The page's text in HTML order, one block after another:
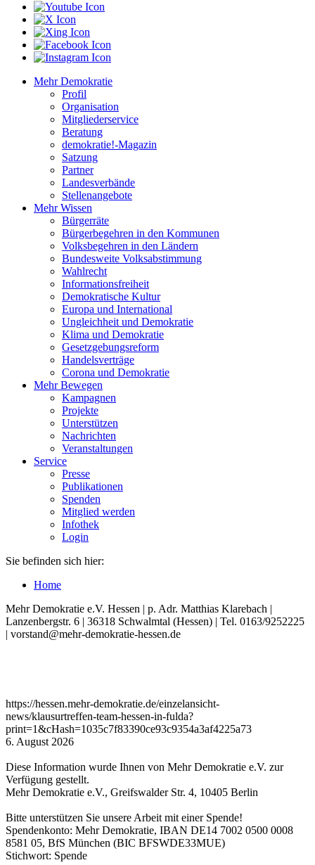
Mehr Demokratie
Profil
Organisation
Mitgliederservice
Beratung
demokratie!-Magazin
Satzung
Partner
Landesverbände
Stellenangebote
Mehr Wissen
Bürgerräte
Bürgerbegehren in den Kommunen
Volksbegehren in den Ländern
Bundesweite Volksabstimmung
Wahlrecht
Informationsfreiheit
Demokratische Kultur
Europa und International
Ungleichheit und Demokratie
Klima und Demokratie
Gesetzgebungsreform
Handelsverträge
Corona und Demokratie
Mehr Bewegen
Kampagnen
Projekte
Unterstützen
Nachrichten
Veranstaltungen
Service
Presse
Publikationen
Spenden
Mitglied werden
Infothek
Login
Sie befinden sich hier:
Home
Mehr Demokratie e.V. Hessen | p. Adr. Matthias Klarebach |
Lanzenbergstr. 6 | 36318 Schwalmtal (Hessen) | Tel. 0163/9252225
| vorstand@mehr-demokratie-hessen.de
https://hessen.mehr-demokratie.de/einzelansicht-
news/klausurtreffen-team-hessen-in-fulda?
print=1&cHash=1035c7f83390ce93c9354a3af4225a73
6. August 2026
Diese Information wurde Ihnen von Mehr Demokratie e.V. zur
Verfügung gestellt.
Mehr Demokratie e.V., Greifswalder Str. 4, 10405 Berlin
Bitte unterstützen Sie unsere Arbeit mit einer Spende!
Spendenkonto: Mehr Demokratie, IBAN DE14 7002 0500 0008
8581 05, BfS München (BIC BFSWDE33MUE)
Stichwort: Spende